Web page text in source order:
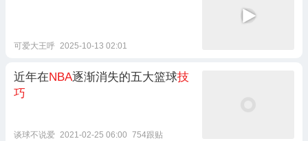
可爱大王呼 2025-10-13 02:01
近年在NBA逐渐消失的五大篮球技
巧
谈球不说爱 2021-02-25 06:00 754跟贴